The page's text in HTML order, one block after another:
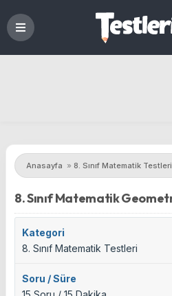
Anasayfa » 8. Sınıf Matematik Testleri
8. Sınıf Matematik
Kategori
8. Sınıf Matematik Testleri
Soru / Süre